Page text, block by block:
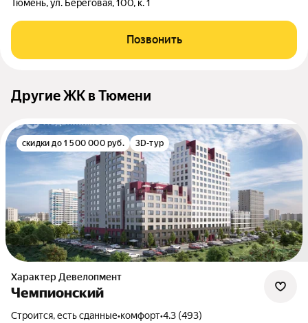
Тюмень, ул. Береговая, 100, к. 1
Позвонить
Другие ЖК в Тюмени
скидки до 1 500 000 руб. 3D-тур
Характер Девелопмент
Чемпионский
Строится, есть сданные•комфорт•4.3 (493)